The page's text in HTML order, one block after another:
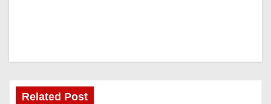
Related Post